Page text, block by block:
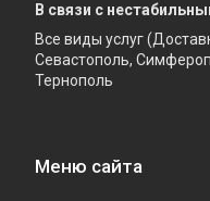
В связи с
Все виды услуг
Севастополь,
Тернополь
Меню сайта